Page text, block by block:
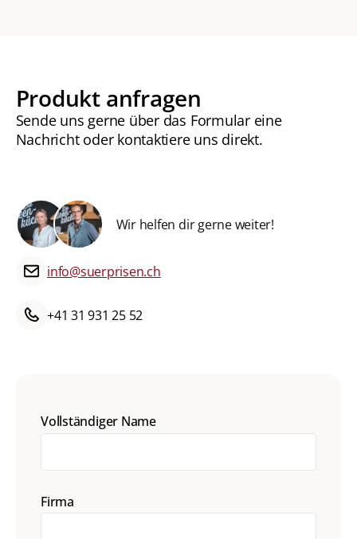
Produkt anfragen
Sende uns gerne über das Formular eine
Nachricht oder kontaktiere uns direkt.
Wir helfen dir gerne weiter!
info@suerprisen.ch
+41 31 931 25 52
Vollständiger Name
Firma